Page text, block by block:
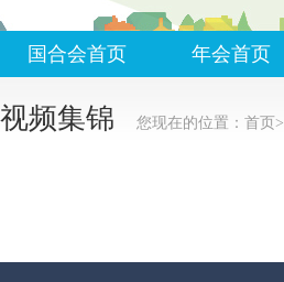
国合会首页 年会首页
视频集锦 您现在的位置： 首页 >